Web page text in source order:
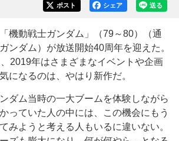
送る
シェア
ポスト
機動戦士ガンダム」（79～80）（通
ンダム）が放送開始40周年を迎えた。
2019年はさまざまなイベントや企画
になるのは、やはり新作だ。
ダム当時の一大ブームを体験しながら
っていた人の中には、この機会にもう
みようと考える人もいるに違いない。